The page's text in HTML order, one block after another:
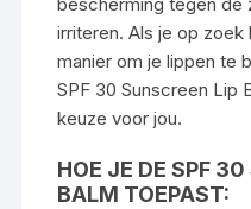
irriteren. Als je op zoek
manier om je lippen te
SPF 30 Sunscreen Lip
keuze voor jou.
HOE JE DE SPF
BALM TOEPAST: